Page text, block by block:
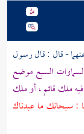
- قال : قال رسول
السبع موضع
ملك قائم ، أو ملك
: سبحانك ما عبدناك